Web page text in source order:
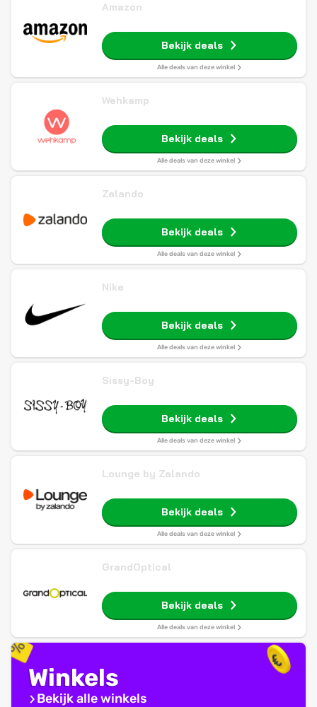
Amazon
Bekijk deals
Alle deals van deze winkel
Wehkamp
Bekijk deals
Alle deals van deze winkel
Zalando
Bekijk deals
Alle deals van deze winkel
Nike
Bekijk deals
Alle deals van deze winkel
Sissy-Boy
Bekijk deals
Alle deals van deze winkel
Lounge by Zalando
Bekijk deals
Alle deals van deze winkel
GrandOptical
Bekijk deals
Alle deals van deze winkel
Winkels
Bekijk alle winkels